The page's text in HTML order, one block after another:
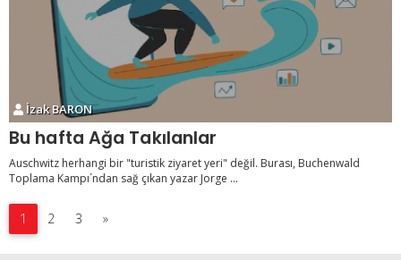
İzak BARON
Bu hafta Ağa Takılanlar
Auschwitz herhangi bir "turistik ziyaret yeri" değil. Burası, Buchenwald
Toplama Kampı´ndan sağ çıkan yazar Jorge ...
1 2 3 »